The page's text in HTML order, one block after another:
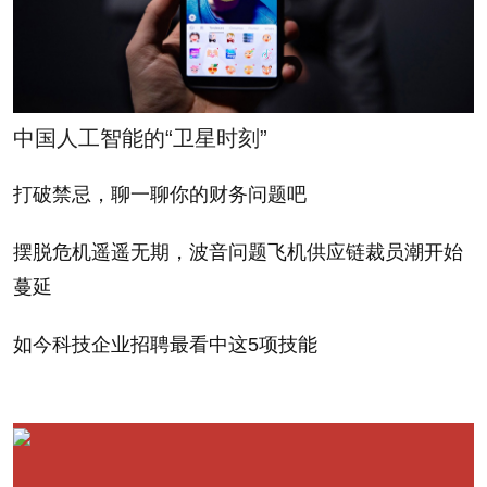
击，这实在算不上什么先见之明。“30年来，出现过三
四次收益率曲线倒挂、经济衰退的情况。我不认为这
个数据特别有说服力。”
况下，不要说债券市场没有提前警告你。
网）
中国人工智能的“卫星时刻”
打破禁忌，聊一聊你的财务问题吧
摆脱危机遥遥无期，波音问题飞机供应链裁员潮开始
蔓延
如今科技企业招聘最看中这5项技能